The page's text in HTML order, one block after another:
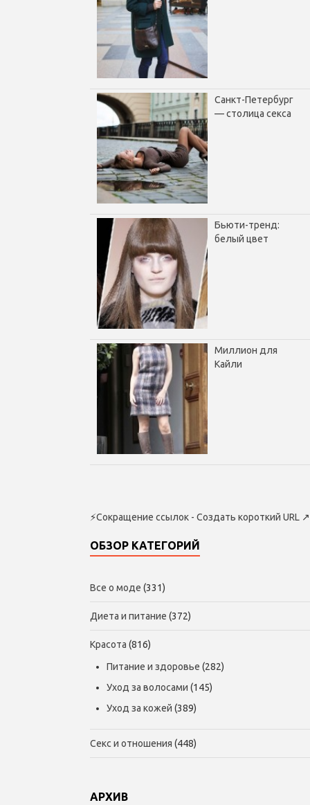
Санкт-Петербург
— столица секса
Бьюти-тренд:
белый цвет
Миллион для
Кайли
⚡Сокращение ссылок - Создать короткий URL ↗
ОБЗОР КАТЕГОРИЙ
Все о моде (331)
Диета и питание (372)
Красота (816)
Питание и здоровье (282)
Уход за волосами (145)
Уход за кожей (389)
Секс и отношения (448)
АРХИВ